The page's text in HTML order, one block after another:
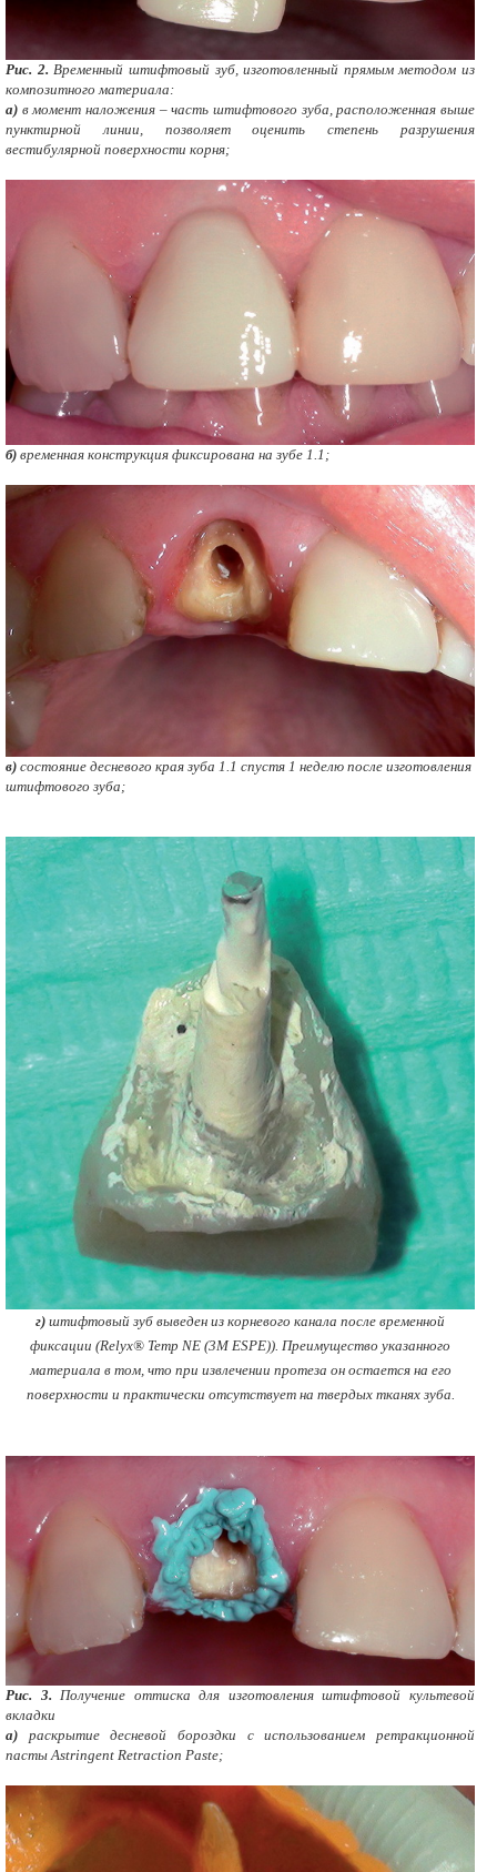
Рис. 2. Временный штифтовый зуб, изготовленный прямым методом из
композитного материала:
а) в момент наложения – часть штифтового зуба, расположенная выше
пунктирной линии, позволяет оценить степень разрушения
вестибулярной поверхности корня;
б) временная конструкция фиксирована на зубе 1.1;
в) состояние десневого края зуба 1.1 спустя 1 неделю после изготовления
штифтового зуба;
г) штифтовый зуб выведен из корневого канала после временной
фиксации (Relyx® Temp NE (3M ESPE)). Преимущество указанного
материала в том, что при извлечении протеза он остается на его
поверхности и практически отсутствует на твердых тканях зуба.
Рис. 3. Получение оттиска для изготовления штифтовой культевой
вкладки
а) раскрытие десневой бороздки с использованием ретракционной
пасты Astringent Retraction Paste;